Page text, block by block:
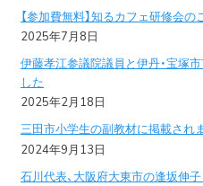
【参加費無料】知るカフェ研修会の
2025年7月8日
伊藤孝江参議院議員と伊丹・宝塚
した
2025年2月18日
三田市小学生の副教材に掲載され
2024年9月13日
石川代表、大阪府大東市の逢坂伸